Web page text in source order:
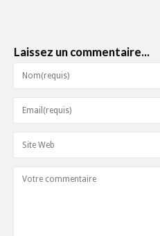
Laissez un commentaire...